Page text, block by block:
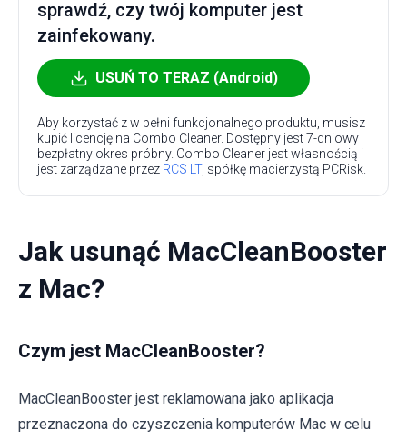
sprawdź, czy twój komputer jest
zainfekowany.
USUŃ TO TERAZ (Android)
Aby korzystać z w pełni funkcjonalnego produktu, musisz
kupić licencję na Combo Cleaner. Dostępny jest 7-dniowy
bezpłatny okres próbny. Combo Cleaner jest własnością i
jest zarządzane przez RCS LT, spółkę macierzystą PCRisk.
Jak usunąć MacCleanBooster
z Mac?
Czym jest MacCleanBooster?
MacCleanBooster jest reklamowana jako aplikacja
przeznaczona do czyszczenia komputerów Mac w celu